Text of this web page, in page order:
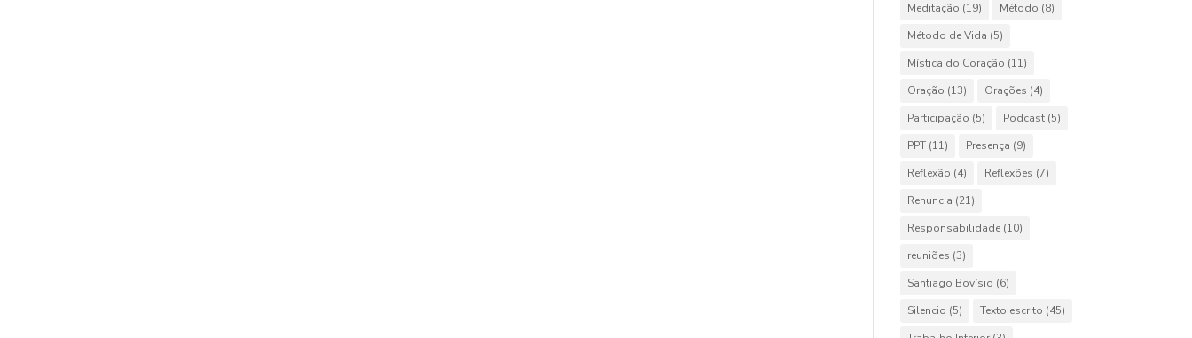
Meditação (19) Método (8)
Método de Vida (5)
Mística do Coração (11)
Oração (13) Orações (4)
Participação (5) Podcast (5)
PPT (11) Presença (9)
Reflexão (4) Reflexões (7)
Renuncia (21)
Responsabilidade (10)
reuniões (3)
Santiago Bovísio (6)
Silencio (5) Texto escrito (45)